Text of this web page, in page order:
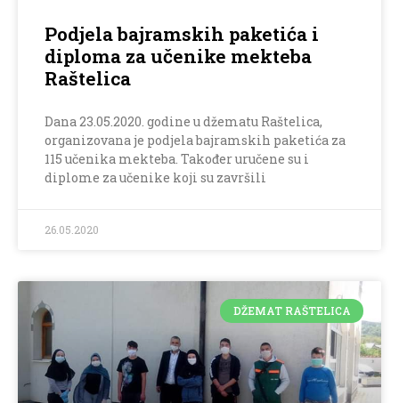
Podjela bajramskih paketića i
diploma za učenike mekteba
Raštelica
Dana 23.05.2020. godine u džematu Raštelica,
organizovana je podjela bajramskih paketića za
115 učenika mekteba. Također uručene su i
diplome za učenike koji su završili
26.05.2020
DŽEMAT RAŠTELICA